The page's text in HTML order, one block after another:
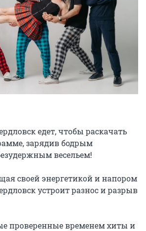
едет, чтобы раскачать
зарядив бодрым
весельем!
своей энергетикой и напором
устроит разнос и разрыв
проверенные временем хиты и